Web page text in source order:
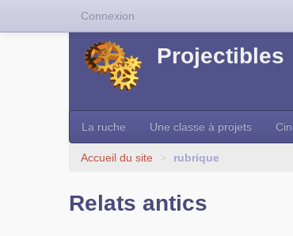
Projectibles
La ruche Une classe à projets
Accueil du site > rubrique
Relats antics
Connexion